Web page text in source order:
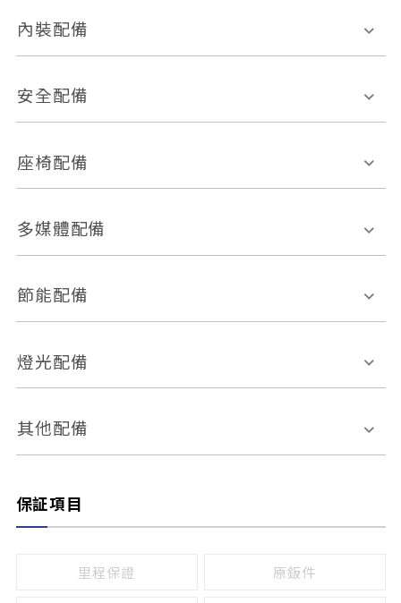
電動天窗
後視鏡方向指示燈
內裝配備
多功能方向盤
恆溫空調
安全配備
前座正面氣囊
ABS防鎖死
車道偏離警示
自動停車系統 盲點偵測系統
倒車雷達
座椅配備
皮椅
無
有
多媒體配備
外部音源接入
節能配備
引擎啟閉系統
燈光配備
感應頭燈
頭燈光源
其他配備
保証項目
里程保證 原鈑件